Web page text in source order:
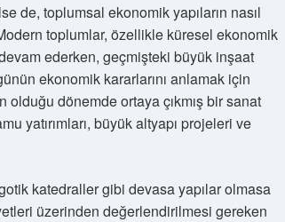
de, toplumsal ekonomik yapıların nasıl
toplumlar, özellikle küresel ekonomik
ederken, geçmişteki büyük inşaat
ekonomik kararlarını anlamak için
dönemde ortaya çıkmış bir sanat
yatırımları, büyük altyapı projeleri ve
katedraller gibi devasa yapılar olmasa
üzerinden değerlendirilmesi gereken